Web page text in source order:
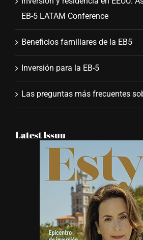
Inversión y residencia en EEUU:
EB-5 LATAM Conference
Beneficios familiares de la EB5
Inversión para la EB-5
Las preguntas más frecuentes
Latest Issuu